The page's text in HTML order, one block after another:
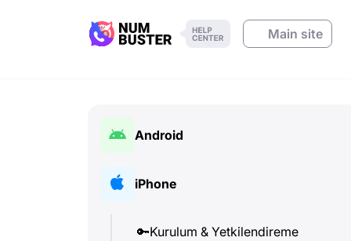
Main site
Android
🔑
iPhone
🔑Kurulum & Yetkilendireme